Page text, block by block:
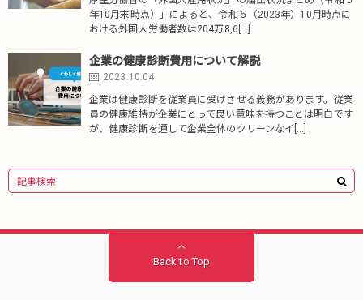
年10月末時点）」によると、令和５（2023年）10月時点に
おける外国人労働者数は204万8,6[…]
企業の健康診断費用について解説
2023.10.04
企業は健康診断を従業員に受けさせる義務があります。従業
員の健康維持が企業にとって良い意味を持つことは明白です
が、健康診断を通して企業全体のクリーンなイ[…]
Back to Top